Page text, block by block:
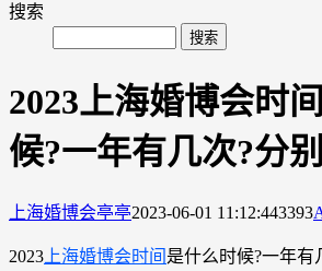
搜索
2023上海婚博会时
候?一年有几次?分
上海婚博会亭亭2023-06-01 11:12:443393
2023 上海婚博会时间 是什么时候?一年有